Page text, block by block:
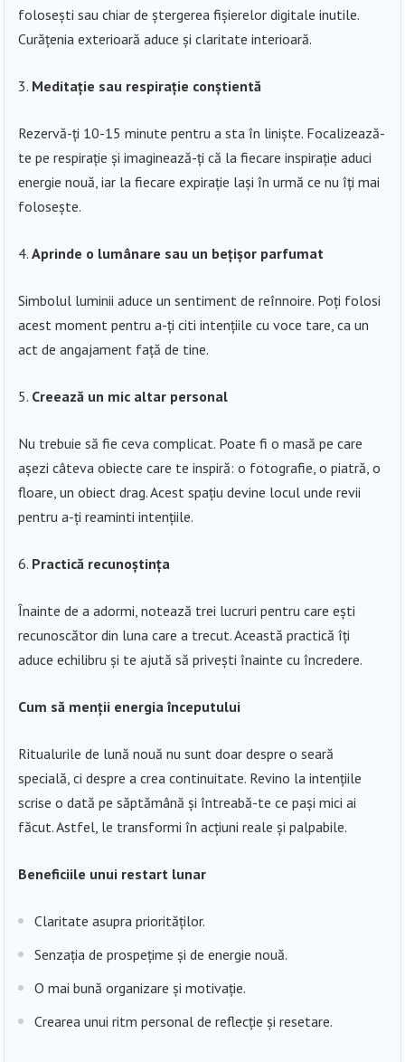
folosești sau chiar de ștergerea fișierelor digitale inutile.
Curățenia exterioară aduce și claritate interioară.
Meditație sau respirație conștientă
Rezervă-ți 10-15 minute pentru a sta în liniște. Focalizează-
te pe respirație și imaginează-ți că la fiecare inspirație aduci
energie nouă, iar la fiecare expirație lași în urmă ce nu îți mai
folosește.
Aprinde o lumânare sau un bețișor parfumat
Simbolul luminii aduce un sentiment de reînnoire. Poți folosi
acest moment pentru a-ți citi intențiile cu voce tare, ca un
act de angajament față de tine.
Creează un mic altar personal
Nu trebuie să fie ceva complicat. Poate fi o masă pe care
așezi câteva obiecte care te inspiră: o fotografie, o piatră, o
floare, un obiect drag. Acest spațiu devine locul unde revii
pentru a-ți reaminti intențiile.
Practică recunoștința
Înainte de a adormi, notează trei lucruri pentru care ești
recunoscător din luna care a trecut. Această practică îți
aduce echilibru și te ajută să privești înainte cu încredere.
Cum să menții energia începutului
Ritualurile de lună nouă nu sunt doar despre o seară
specială, ci despre a crea continuitate. Revino la intențiile
scrise o dată pe săptămână și întreabă-te ce pași mici ai
făcut. Astfel, le transformi în acțiuni reale și palpabile.
Beneficiile unui restart lunar
Claritate asupra priorităților.
Senzația de prospețime și de energie nouă.
O mai bună organizare și motivație.
Crearea unui ritm personal de reflecție și resetare.